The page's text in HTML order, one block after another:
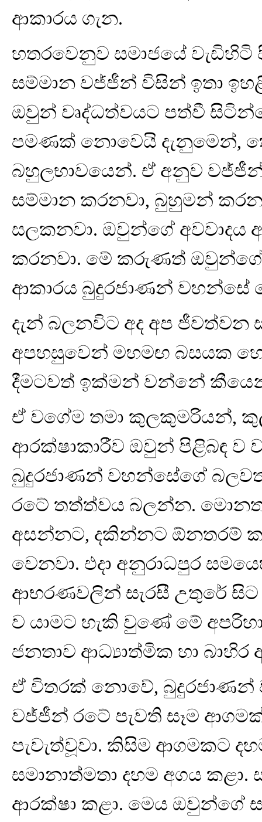
ආකාරය ගැන.
හතරවෙනුව සමාජයේ
සම්මාන වජ්ජීන් විසින් ඉතා
ඔවුන් වෘද්ධත්වයට පත්වී
පමණක් නොවෙයි දැනුමෙන්,
බහුලභාවයෙන්. ඒ අනුව
සම්මාන කරනවා, බුහුමන්
සලකනවා. ඔවුන්ගේ අවවාදය
කරනවා. මේ කරුණත්
ආකාරය බුදුරජාණන් වහන්සේ
දැන් බලනවිට අද අප ජීවත්වන
අපහසුවෙන් මහමඟ බසයක
දීමටවත් ඉක්මන් වන්නේ කීයෙන්
ඒ වගේම තමා කුලකුමරියන්,
ආරක්ෂාකාරීව ඔවුන් පිළිබඳ ව
බුදුරජාණන් වහන්සේගේ
රටේ තත්ත්වය බලන්න.
අසන්නට, දකින්නට ඕනතරම්
වෙනවා. එදා අනුරාධපුර
ආභරණවලින් සැරසී උතුරේ
ව යාමට හැකි වුණේ මේ
ජනතාව ආධ්‍යාත්මික හා බාහිර
ඒ විතරක් නොවේ, බුදුරජාණන්
වජ්ජීන් රටේ පැවති සෑම
පැවැත්වූවා. කිසිම ආගමකට
සමානාත්මතා දහම අගය
ආරක්ෂා කළා. මෙය ඔවුන්ගේ